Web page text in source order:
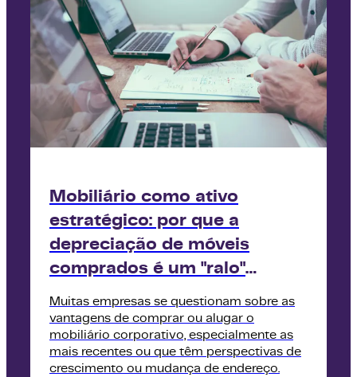
Mobiliário como ativo
estratégico: por que a
depreciação de móveis
comprados é um "ralo"
financeiro para grandes
empresas
Muitas empresas se questionam sobre as
vantagens de comprar ou alugar o
mobiliário corporativo, especialmente as
mais recentes ou que têm perspectivas de
crescimento ou mudança de endereço.